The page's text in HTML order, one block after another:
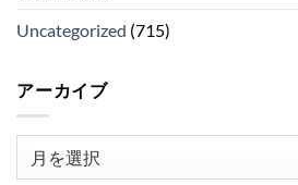
Uncategorized (715)
アーカイブ